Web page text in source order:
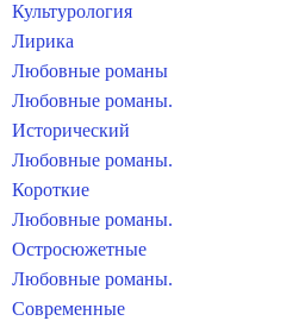
Культурология
Лирика
Любовные романы
Любовные романы.
Исторический
Любовные романы.
Короткие
Любовные романы.
Остросюжетные
Любовные романы.
Современные